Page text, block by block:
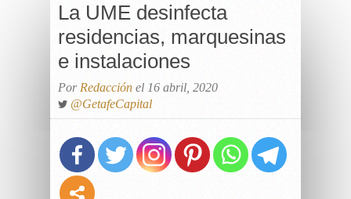
La UME desinfecta
residencias, marquesinas
e instalaciones
Por Redacción el 16 abril, 2020
@GetafeCapital